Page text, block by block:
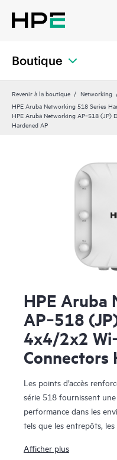
Boutique
Revenir à la boutique Networking
HPE Aruba Networking 518 Series
HPE Aruba Networking AP‑518 (JP)
Hardened AP
HPE Aruba
AP‑518
4x4/2x2
Connectors
Les points d’accès
série 518 fournissent
performance dans les
tels que les entrepôts,
Fi 6, les commutateurs
Afficher plus